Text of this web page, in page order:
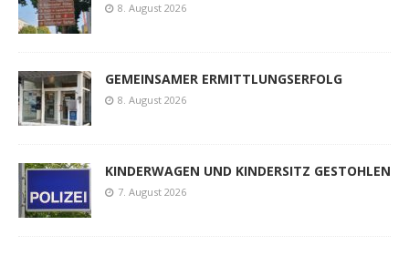
8. August 2026
GEMEINSAMER ERMITTLUNGSERFOLG
8. August 2026
KINDERWAGEN UND KINDERSITZ GESTOHLEN
7. August 2026